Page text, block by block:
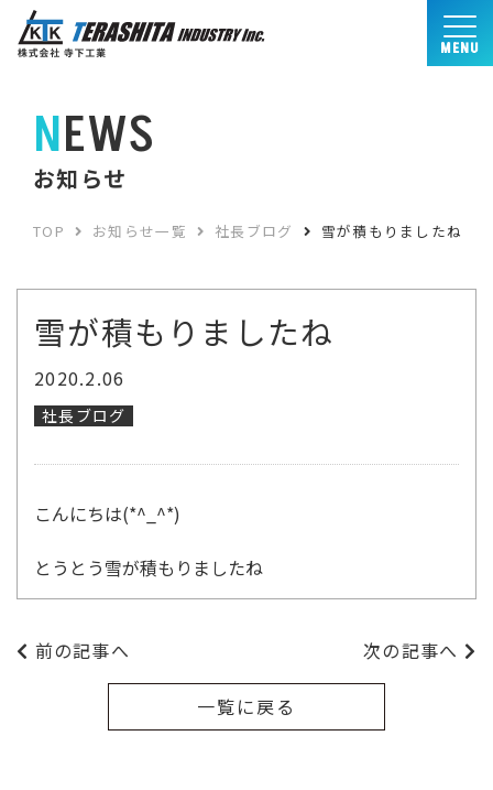
MENU
NEWS
お知らせ
TOP お知らせ一覧 社長ブログ 雪が積もりましたね
雪が積もりましたね
2020.2.06
社長ブログ
こんにちは(*^_^*)
とうとう雪が積もりましたね
前の記事へ 次の記事へ
一覧に戻る